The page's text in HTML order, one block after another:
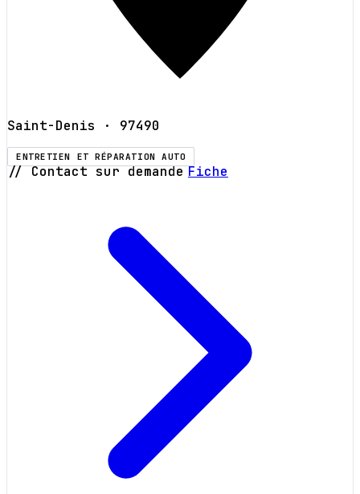
Saint-Denis · 97490
ENTRETIEN ET RÉPARATION AUTO
// Contact sur demande Fiche